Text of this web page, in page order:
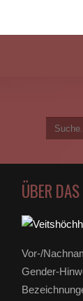
ÜBER
Vor-/
Gender-